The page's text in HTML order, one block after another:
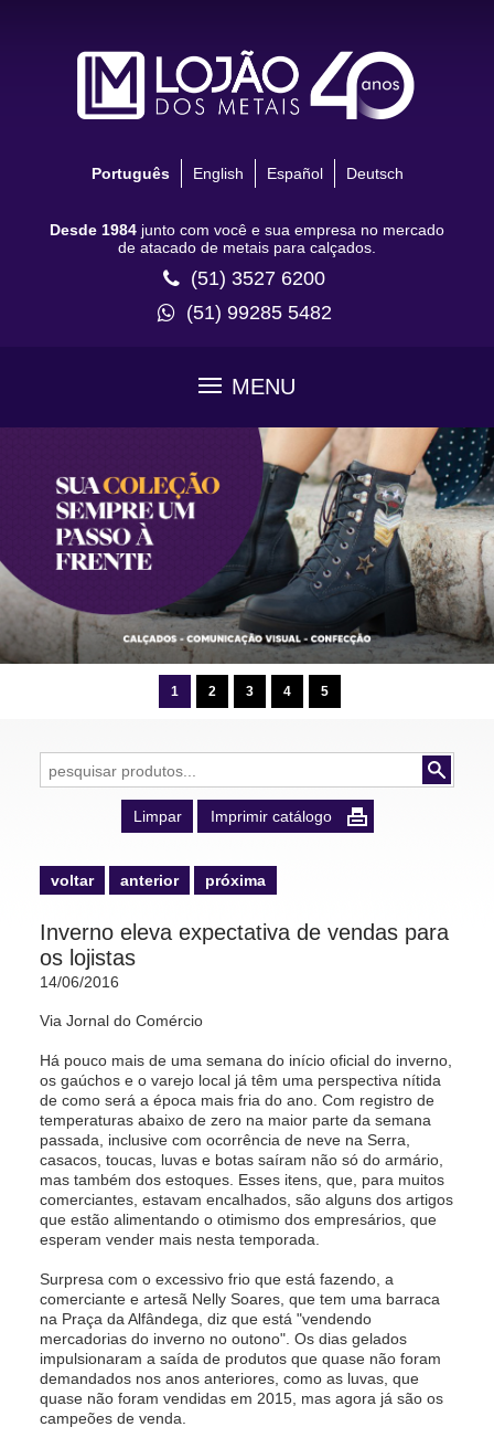
Português English Español Deutsch
Desde 1984 junto com você e sua empresa no mercado
de atacado de metais para calçados.
(51) 3527 6200
(51) 99285 5482
MENU
1 2 3 4 5
Limpar
Imprimir catálogo
voltar
anterior
próxima
Inverno eleva expectativa de vendas para
os lojistas
14/06/2016
Via Jornal do Comércio
Há pouco mais de uma semana do início oficial do inverno,
os gaúchos e o varejo local já têm uma perspectiva nítida
de como será a época mais fria do ano. Com registro de
temperaturas abaixo de zero na maior parte da semana
passada, inclusive com ocorrência de neve na Serra,
casacos, toucas, luvas e botas saíram não só do armário,
mas também dos estoques. Esses itens, que, para muitos
comerciantes, estavam encalhados, são alguns dos artigos
que estão alimentando o otimismo dos empresários, que
esperam vender mais nesta temporada.
Surpresa com o excessivo frio que está fazendo, a
comerciante e artesã Nelly Soares, que tem uma barraca
na Praça da Alfândega, diz que está "vendendo
mercadorias do inverno no outono". Os dias gelados
impulsionaram a saída de produtos que quase não foram
demandados nos anos anteriores, como as luvas, que
quase não foram vendidas em 2015, mas agora já são os
campeões de venda.